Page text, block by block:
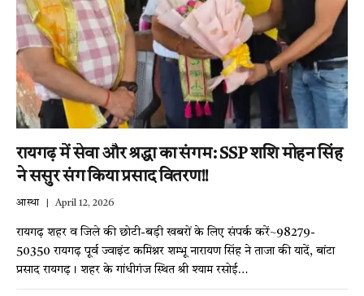
रायगढ़ में सेवा और श्रद्धा का संगम: SSP शशि मोहन सिंह
ने ससुर संग किया प्रसाद वितरण!!
आस्था April 12, 2026
रायगढ़ शहर व जिले की छोटी-बड़ी खबरों के लिए संपर्क करें~98279-
50350 रायगढ़ पूर्व ज्वाइंट कमिश्नर शम्भू नारायण सिंह ने ताजा की यादें, बांटा
प्रसाद रायगढ़। शहर के गांधीगंज स्थित श्री श्याम रसोई…